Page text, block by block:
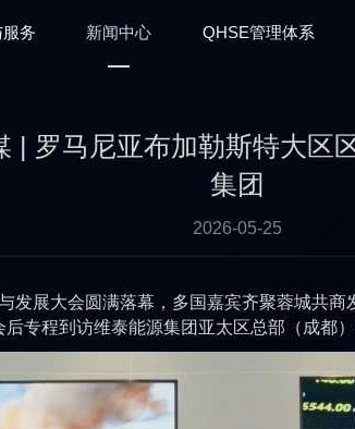
务 新闻中心 QHSE管理体系
| 罗马尼亚布加勒斯特大区
集团
2026-05-25
展大会圆满落幕，多国嘉宾齐聚蓉城共商
专程到访维泰能源集团亚太区总部（成都